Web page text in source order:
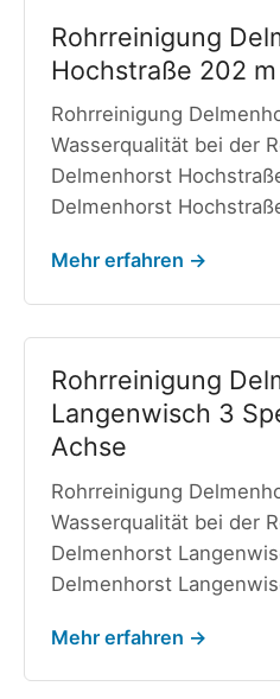
Rohrreinigung
Hochstraße 202
Rohrreinigung
Wasserqualität bei der
Delmenhorst
Delmenhorst
Mehr erfahren →
Rohrreinigung
Langenwisch 3
Achse
Rohrreinigung
Wasserqualität bei der
Delmenhorst
Delmenhorst
Mehr erfahren →